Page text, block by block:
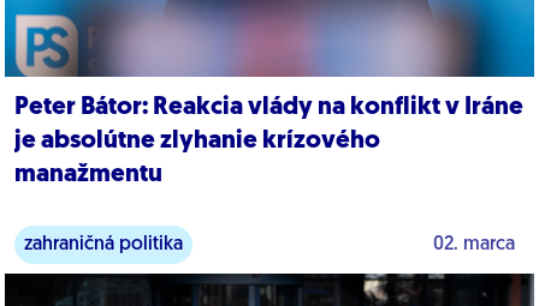
Peter Bátor: Reakcia vlády na konflikt v Iráne
je absolútne zlyhanie krízového
manažmentu
zahraničná politika 02. marca